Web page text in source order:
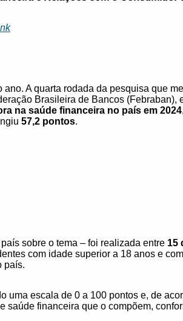
A quarta rodada da pesquisa que
Brasileira de Bancos (Febraban),
na saúde financeira no país em 2024
57,2 pontos.
sobre o tema – foi realizada entre 15
com idade superior a 18 anos e
país.
uma escala de 0 a 100 pontos e, de
saúde financeira que o compõem,